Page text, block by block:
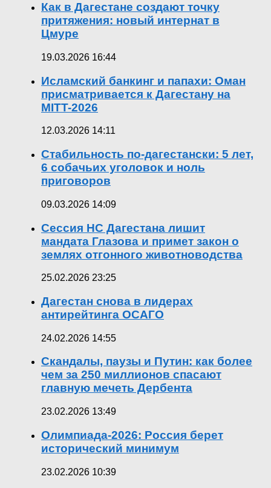
Как в Дагестане создают точку
притяжения: новый интернат в
Цмуре
19.03.2026 16:44
Исламский банкинг и папахи: Оман
присматривается к Дагестану на
MITT-2026
12.03.2026 14:11
Стабильность по-дагестански: 5 лет,
6 собачьих уголовок и ноль
приговоров
09.03.2026 14:09
Сессия НС Дагестана лишит
мандата Глазова и примет закон о
землях отгонного животноводства
25.02.2026 23:25
Дагестан снова в лидерах
антирейтинга ОСАГО
24.02.2026 14:55
Скандалы, паузы и Путин: как более
чем за 250 миллионов спасают
главную мечеть Дербента
23.02.2026 13:49
Олимпиада-2026: Россия берет
исторический минимум
23.02.2026 10:39